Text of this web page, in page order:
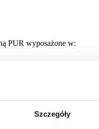
Szczegóły
PUR wyposażone w:
w ciepły próg
standardzie stosowana